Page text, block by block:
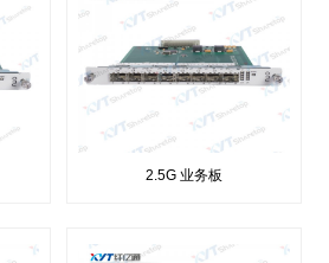
2.5G 业务板